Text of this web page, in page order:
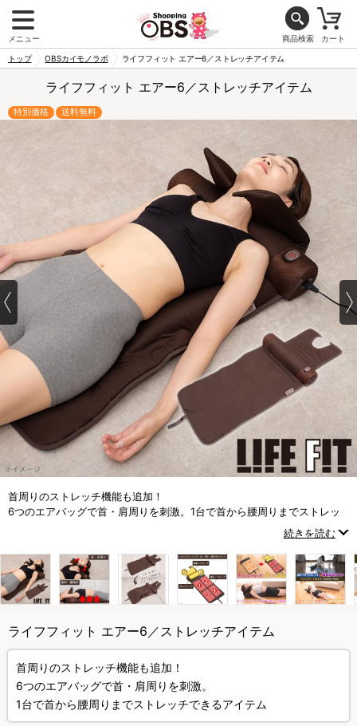
メニュー 商品検索 カート
トップ OBSカイモノラボ ライフフィット エアー6／ストレッチアイテム
ライフフィット エアー6／ストレッチアイテム
特別価格 送料無料
首周りのストレッチ機能も追加！
6つのエアバッグで首・肩周りを刺激。1台で首から腰周りまでストレッ
続きを読む
ライフフィット エアー6／ストレッチアイテム
首周りのストレッチ機能も追加！
6つのエアバッグで首・肩周りを刺激。
1台で首から腰周りまでストレッチできるアイテム